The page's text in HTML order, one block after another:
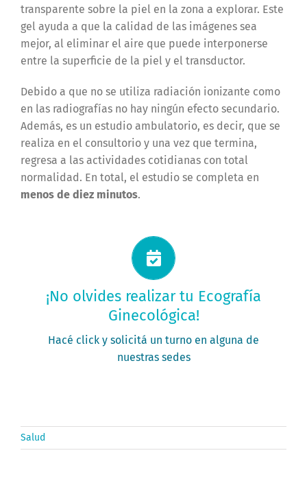
transparente sobre la piel en la zona a explorar. Este
gel ayuda a que la calidad de las imágenes sea
mejor, al eliminar el aire que puede interponerse
entre la superficie de la piel y el transductor.
Debido a que no se utiliza radiación ionizante como
en las radiografías no hay ningún efecto secundario.
Además, es un estudio ambulatorio, es decir, que se
realiza en el consultorio y una vez que termina,
regresa a las actividades cotidianas con total
normalidad. En total, el estudio se completa en
menos de diez minutos.
¡No olvides realizar tu Ecografía
Ginecológica!
Hacé click y solicitá un turno en alguna de
nuestras sedes
Solicitá tu turno ahora
PEDÍ TU TURNO
Salud